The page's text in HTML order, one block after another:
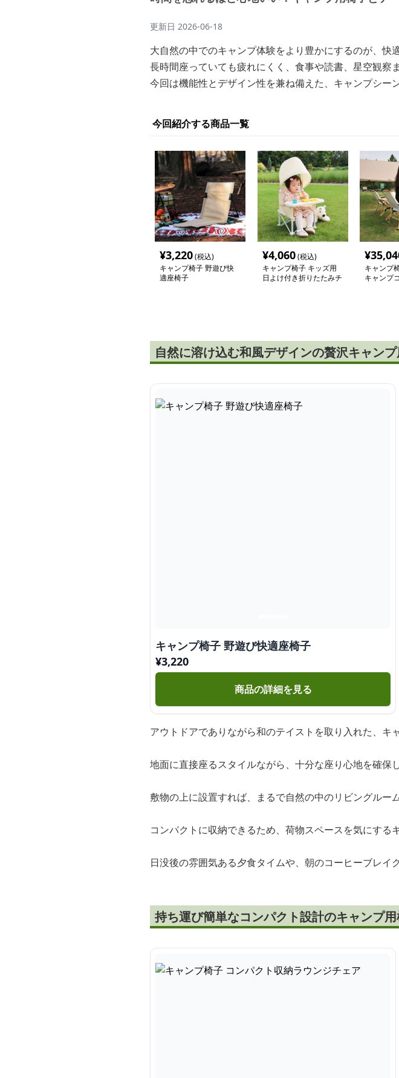
更新日 2026-06-18
大自然の中でのキャンプ体験をより豊かにするのが、快
長時間座っていても疲れにくく、食事や読書、星空観察
今回は機能性とデザイン性を兼ね備えた、キャンプシー
今回紹介する商品一覧
¥3,220(税込)
キャンプ椅子 野遊び快
適座椅子
¥4,060(税込)
キャンプ椅子 キッズ用
日よけ付き折りたたみチ
¥
キャンプ
キャンプ
自然に溶け込む和風デザインの贅沢キャン
キャンプ椅子 野遊び快適座椅子
¥3,220
商品の詳細を見る
アウトドアでありながら和のテイストを取り入れた、キ
地面に直接座るスタイルながら、十分な座り心地を確保
敷物の上に設置すれば、まるで自然の中のリビングルー
コンパクトに収納できるため、荷物スペースを気にする
日没後の雰囲気ある夕食タイムや、朝のコーヒーブレイ
持ち運び簡単なコンパクト設計のキャンプ